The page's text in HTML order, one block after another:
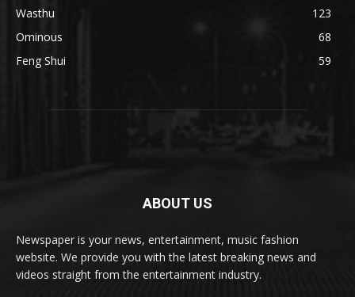
Wasthu
123
Ominous
68
Feng Shui
59
ABOUT US
Newspaper is your news, entertainment, music fashion
website. We provide you with the latest breaking news and
videos straight from the entertainment industry.